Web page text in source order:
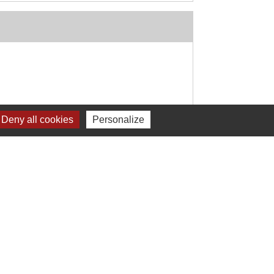
Deny all cookies Personalize